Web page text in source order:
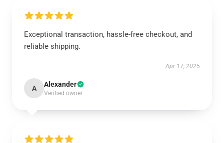
Exceptional transaction, hassle-free checkout, and
reliable shipping.
Apr 17, 2025
A Alexander
Verified owner